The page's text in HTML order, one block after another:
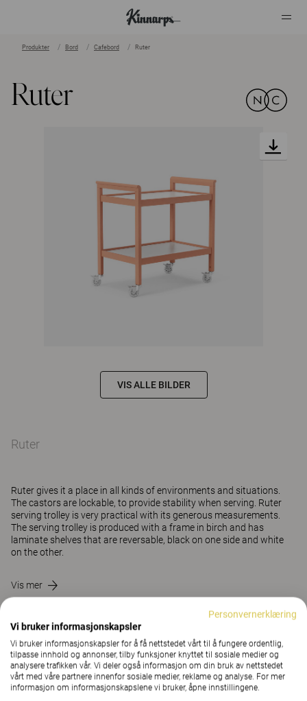
Produkter Bord Cafebord Ruter
Ruter
VIS ALLE BILDER
Ruter
Ruter gives it a place in all kinds of environments and situations.
The castors are lockable, to provide stability when serving. Ruter
serving trolley is very practical with its generous measurements.
The serving trolley is produced with a frame in birch and has
laminate shelves that are reversable, black on one side and white
on the other.
Vis mer
KONTAKT OSS
FINN FORHANDLER
Personvernerklæring
Vi bruker informasjonskapsler
Vi bruker informasjonskapsler for å få nettstedet vårt til å fungere ordentlig,
tilpasse innhold og annonser, tilby funksjoner knyttet til sosiale medier og
analysere trafikken vår. Vi deler også informasjon om din bruk av nettstedet
vårt med våre partnere innenfor sosiale medier, reklame og analyse. For mer
informasjon om informasjonskapslene vi bruker, åpne innstillingene.